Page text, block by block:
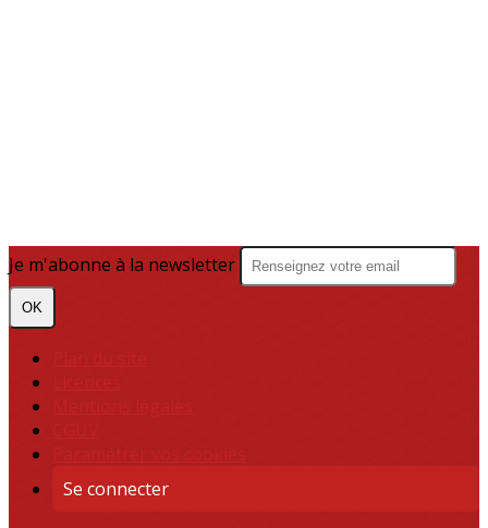
Je m'abonne à la newsletter
OK
Plan du site
Mentions légales
CGUV
Paramétrer vos cookies
Se connecter